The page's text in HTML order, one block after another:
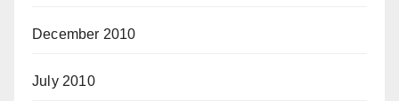
December 2010
July 2010